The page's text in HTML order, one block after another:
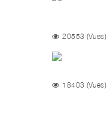
20553 (Vues)
18403 (Vues)